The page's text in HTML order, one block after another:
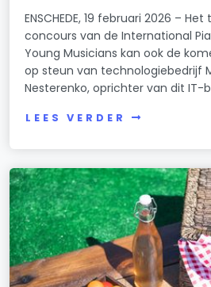
ENSCHEDE, 19 februari 2026 –
concours van de International
Young Musicians kan ook de
op steun van technologiebedrijf
Nesterenko, oprichter van dit IT-
LEES VERDER